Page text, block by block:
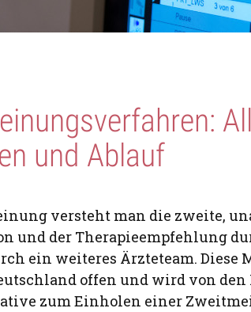
und Ablauf
versteht man die zweite,
und der Therapieempfehlung
ein weiteres Ärzteteam. Diese
offen und wird von den
zum Einholen einer